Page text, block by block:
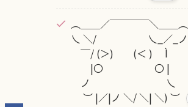
︵＿＿／￣￣￣￣＼＿＿︵
乀 ＼/ 乀_／_ノ
￣/ (＞) (＜ ) Ì
|〇 〇 |
ノ 乀
︶ |／|ノ ＼/ ＼| ＼) ︶